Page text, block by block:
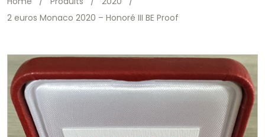
2 euros Monaco 2020 – Honoré III BE Proof